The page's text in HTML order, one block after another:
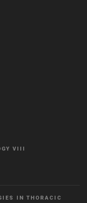
VΙIΙ
IN THORACIC